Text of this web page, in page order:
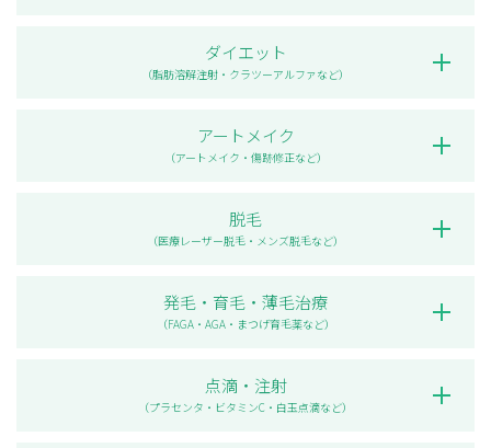
ダイエット
（脂肪溶解注射・クラツーアルファなど）
アートメイク
（アートメイク・傷跡修正など）
脱毛
（医療レーザー脱毛・メンズ脱毛など）
発毛・育毛・薄毛治療
（FAGA・AGA・まつげ育毛薬など）
点滴・注射
（プラセンタ・ビタミンC・白玉点滴など）